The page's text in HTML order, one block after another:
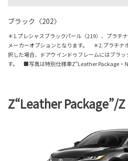
ブラック〈202〉
＊1.プレシャスブラックパール〈219〉、プラチ
メーカーオプションとなります。 ＊2.プラチナ
択した場合、ドアウインドゥフレームにはブラ
す。 ■写真は特別仕様車Z“Leather Package・
Z“Leather Package”/Z